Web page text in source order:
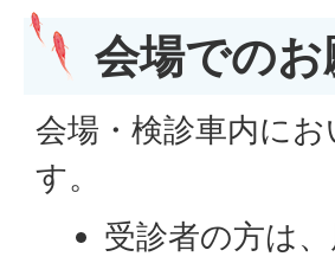
会場でのお
会場・検診車内に
す。
受診者の方は